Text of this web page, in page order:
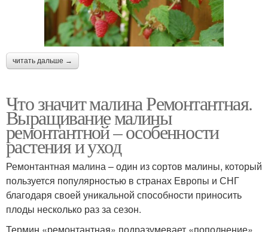
читать дальше →
Что значит малина Ремонтантная.
Выращивание малины
ремонтантной – особенности
растения и уход
Ремонтантная малина – один из сортов малины, который
пользуется популярностью в странах Европы и СНГ
благодаря своей уникальной способности приносить
плоды несколько раз за сезон.
Термин «ремонтантная» подразумевает «пополнение».